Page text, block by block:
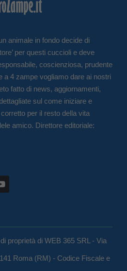
animale in fondo decide di
per questi cuccioli e deve
coscienziosa, prudente
a 4 zampe vogliamo dare ai nostri
fatto di news, aggiornamenti,
sul come iniziare e
per il resto della vita
amico. Direttore editoriale:
proprietà di WEB 365 SRL - Via
Roma (RM) - Codice Fiscale e